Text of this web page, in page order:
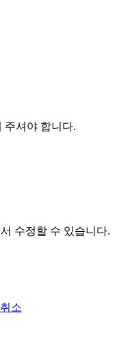
주셔야 합니다.
수정할 수 있습니다.
취소